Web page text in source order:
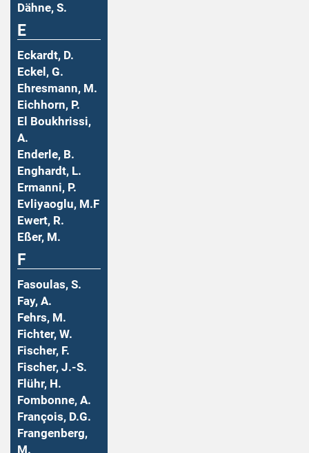
Dähne, S.
E
Eckardt, D.
Eckel, G.
Ehresmann, M.
Eichhorn, P.
El Boukhrissi,
A.
Enderle, B.
Enghardt, L.
Ermanni, P.
Evliyaoglu, M.F
Ewert, R.
Eßer, M.
F
Fasoulas, S.
Fay, A.
Fehrs, M.
Fichter, W.
Fischer, F.
Fischer, J.-S.
Flühr, H.
Fombonne, A.
François, D.G.
Frangenberg,
M.